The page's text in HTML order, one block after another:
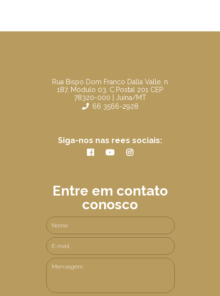
Rua Bispo Dom Franco Dalla Valle, n
187, Módulo 03, C.Postal 201 CEP
78320-000 | Juína/MT
66 3566-2928
Siga-nos nas rees sociais:
Entre em contato
conosco